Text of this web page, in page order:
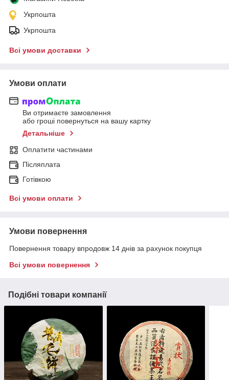
Укрпошта
Укрпошта
Всі умови доставки
Умови оплати
Ви отримаєте замовлення
або гроші повернуться на вашу картку
Детальніше
Оплатити частинами
Післяплата
Готівкою
Всі умови оплати
Умови повернення
Повернення товару впродовж 14 днів за рахунок покупця
Всі умови повернення
Подібні товари компанії